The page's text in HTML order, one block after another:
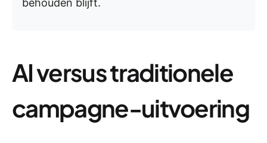
behouden blijft.
AI versus traditionele
campagne-uitvoering